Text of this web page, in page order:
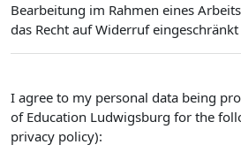
Bearbeitung im Rahmen eines
das Recht auf Widerruf eingeschränkt
I agree to my personal data being
of Education Ludwigsburg for the
privacy policy):